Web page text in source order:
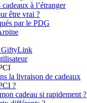
à l’étranger
être vrai ?
par le PDG
GiftyLink
la livraison de cadeaux
?
cadeau si rapidement ?